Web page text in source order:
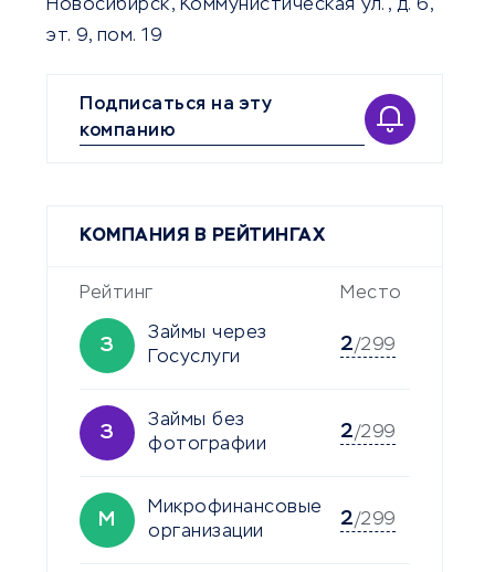
Новосибирск, Коммунистическая ул., д. 6,
эт. 9, пом. 19
Подписаться на эту
компанию
КОМПАНИЯ В РЕЙТИНГАХ
Рейтинг Место
З
Займы через
Госуслуги
2/299
З
Займы без
фотографии
2/299
М
Микрофинансовые
организации
2/299